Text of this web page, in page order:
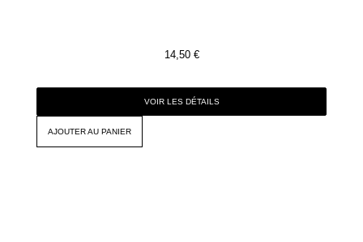
14,50 €
VOIR LES DÉTAILS
AJOUTER AU PANIER